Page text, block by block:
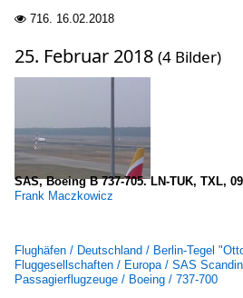
 716. 16.02.2018
25. Februar 2018 (4 Bilder)
SAS, Boeing B 737-705. LN-TUK, TXL,
Frank Maczkowicz
Flughäfen / Deutschland / Berlin-Tegel
Fluggesellschaften / Europa / SAS
Passagierflugzeuge / Boeing / 737-700